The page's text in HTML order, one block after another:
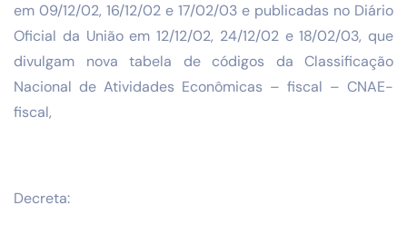
em 09/12/02, 16/12/02 e 17/02/03 e publicadas no Diário
Oficial da União em 12/12/02, 24/12/02 e 18/02/03, que
divulgam nova tabela de códigos da Classificação
Nacional de Atividades Econômicas – fiscal – CNAE-
fiscal,
Decreta: